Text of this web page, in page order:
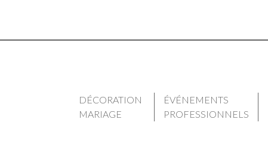
DÉCORATION
MARIAGE
ÉVÉNEMENTS
PROFESSIONNELS